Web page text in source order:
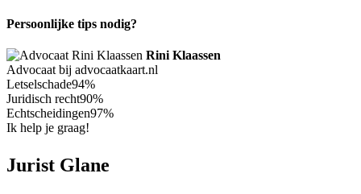
Persoonlijke tips nodig?
Rini Klaassen
Advocaat bij advocaatkaart.nl
Letselschade94%
Juridisch recht90%
Echtscheidingen97%
Ik help je graag!
Jurist Glane